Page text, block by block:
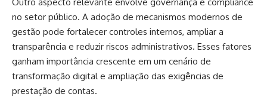
no setor público. A adoção de mecanismos modernos de
gestão pode fortalecer controles internos, ampliar a
transparência e reduzir riscos administrativos. Esses fatores
ganham importância crescente em um cenário de
transformação digital e ampliação das exigências de
prestação de contas.